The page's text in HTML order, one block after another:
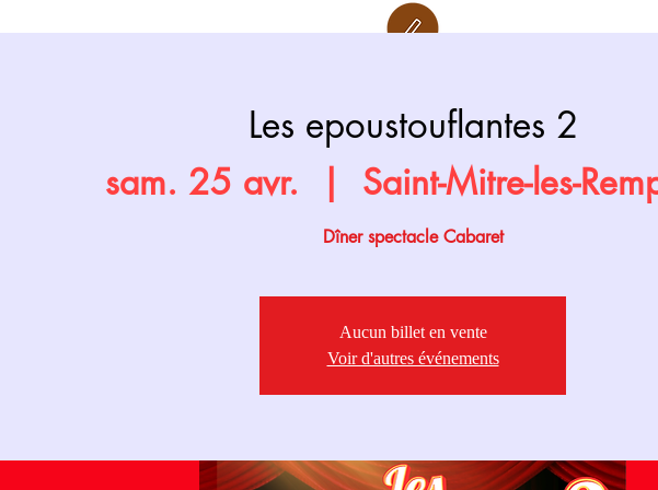
Les epoustouflantes 2
sam. 25 avr. Saint-Mitre-les-
Dîner spectacle Cabaret
Aucun billet en vente
Voir d'autres événements